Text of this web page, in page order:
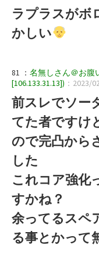
ラプラスがボ
かしい
81 ： 名無しさん＠お腹
[106.133.31.13]) ：2023/
前スレでソー
てた者ですけ
ので完凸から
した
これコア強化
すかね？
余ってるスペ
る事とかって